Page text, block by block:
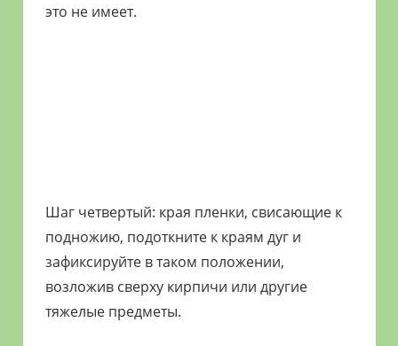
это не имеет.
Шаг четвертый: края пленки, свисающие к
подножию, подоткните к краям дуг и
зафиксируйте в таком положении,
возложив сверху кирпичи или другие
тяжелые предметы.